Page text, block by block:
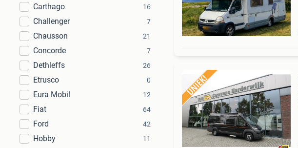
Carthago 16
Challenger 7
Chausson 21
Concorde 7
Dethleffs 26
Etrusco 0
Eura Mobil 12
Fiat 64
Ford 42
Hobby 11